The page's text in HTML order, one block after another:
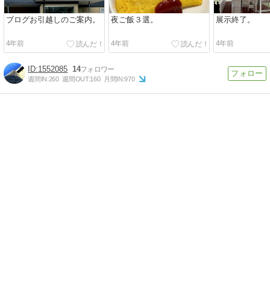
ブログお引越しのご案内。
4年前
夜ご飯３選。
4年前
展示終了。
4年前
1552085 14
週間IN:260 週間OUT:160 月間IN:970